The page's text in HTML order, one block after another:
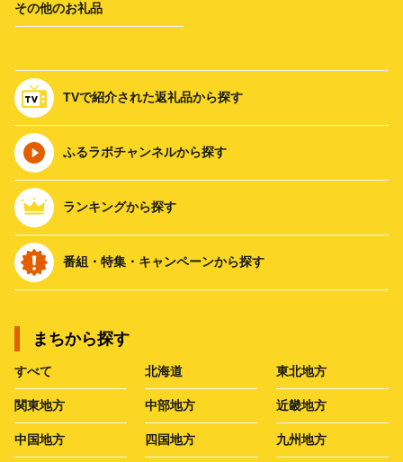
その他のお礼品
TVで紹介された返礼品から探す
ふるラボチャンネルから探す
ランキングから探す
番組・特集・キャンペーンから探す
まちから探す
すべて 北海道 東北地方
関東地方 中部地方 近畿地方
中国地方 四国地方 九州地方